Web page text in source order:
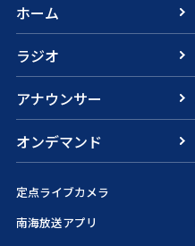
ホーム
ラジオ
アナウンサー
オンデマンド
定点ライブカメラ
南海放送アプリ